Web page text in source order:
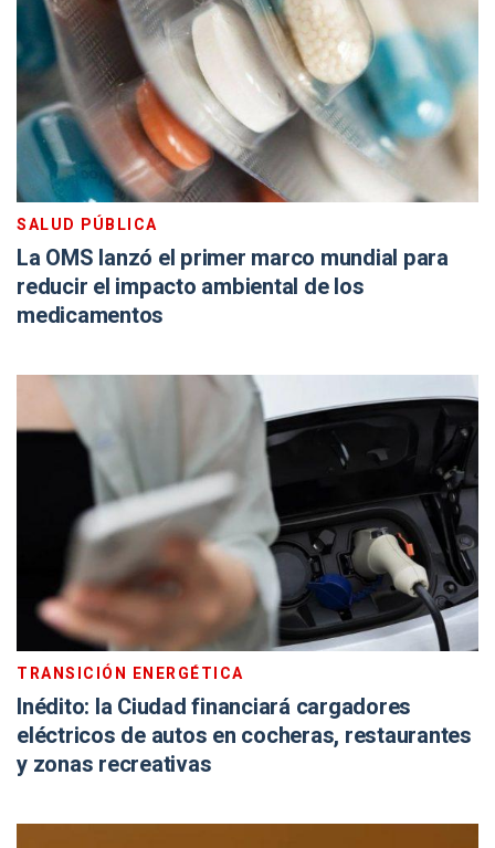
SALUD PÚBLICA
La OMS lanzó el primer marco mundial para
reducir el impacto ambiental de los
medicamentos
TRANSICIÓN ENERGÉTICA
Inédito: la Ciudad financiará cargadores
eléctricos de autos en cocheras, restaurantes
y zonas recreativas